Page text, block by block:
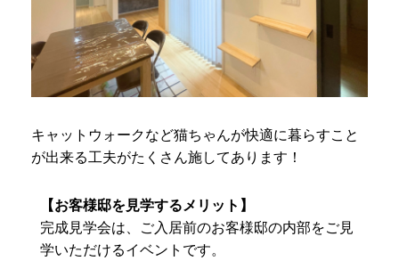
キャットウォークなど猫ちゃんが快適に暮らすこと
が出来る工夫がたくさん施してあります！
【お客様邸を見学するメリット】
完成見学会は、ご入居前のお客様邸の内部をご見
学いただけるイベントです。